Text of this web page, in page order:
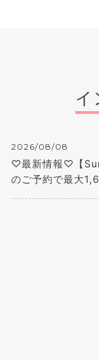
イ
2026/08/08
♡最新情報♡【
のご予約で最大